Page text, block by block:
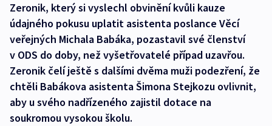
Zeronik, který si vyslechl obvinění kvůli kauze
údajného pokusu uplatit asistenta poslance Věcí
veřejných Michala Babáka, pozastavil své členství
v ODS do doby, než vyšetřovatelé případ uzavřou.
Zeronik čelí ještě s dalšími dvěma muži podezření, že
chtěli Babákova asistenta Šimona Stejkozu ovlivnit,
aby u svého nadřízeného zajistil dotace na
soukromou vysokou školu.